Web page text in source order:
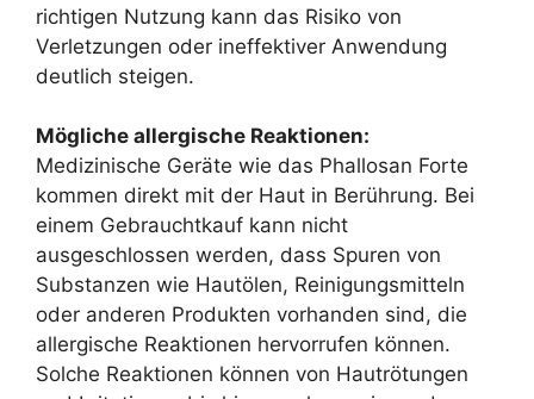
richtigen Nutzung kann das Risiko von
Verletzungen oder ineffektiver Anwendung
deutlich steigen.
Mögliche allergische Reaktionen:
Medizinische Geräte wie das Phallosan Forte
kommen direkt mit der Haut in Berührung. Bei
einem Gebrauchtkauf kann nicht
ausgeschlossen werden, dass Spuren von
Substanzen wie Hautölen, Reinigungsmitteln
oder anderen Produkten vorhanden sind, die
allergische Reaktionen hervorrufen können.
Solche Reaktionen können von Hautrötungen